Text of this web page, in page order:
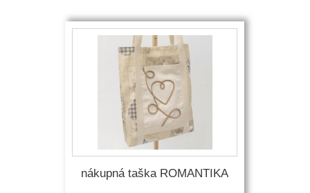
nákupná taška ROMANTIKA